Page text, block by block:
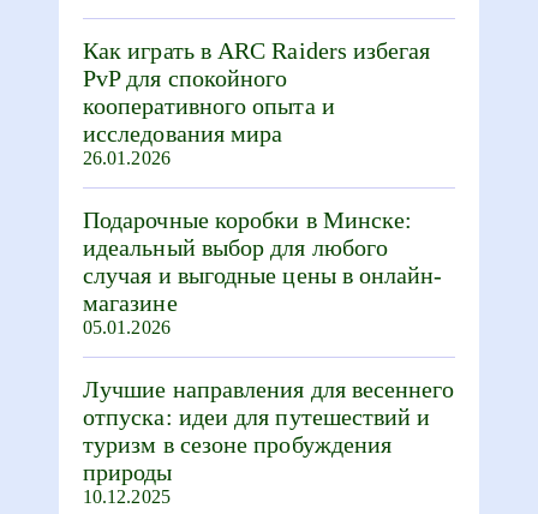
Как играть в ARC Raiders избегая
PvP для спокойного
кооперативного опыта и
исследования мира
26.01.2026
Подарочные коробки в Минске:
идеальный выбор для любого
случая и выгодные цены в онлайн-
магазине
05.01.2026
Лучшие направления для весеннего
отпуска: идеи для путешествий и
туризм в сезоне пробуждения
природы
10.12.2025